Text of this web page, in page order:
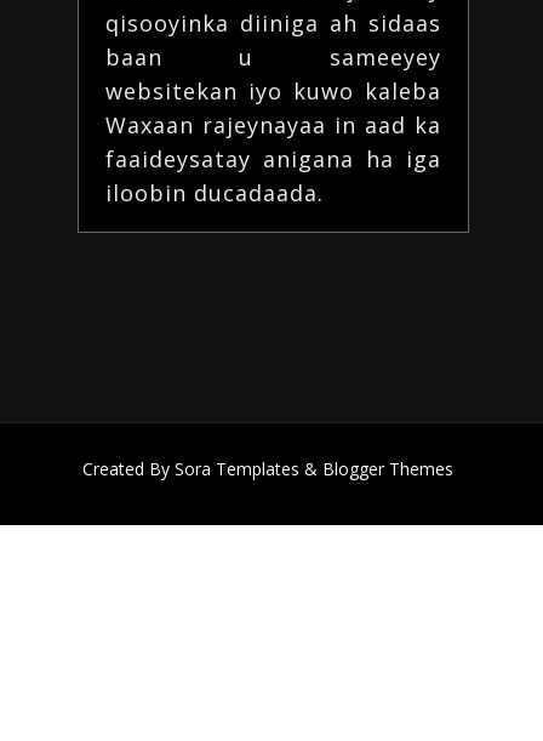
qisooyinka diiniga ah sidaas
baan u sameeyey
websitekan iyo kuwo kaleba
Waxaan rajeynayaa in aad ka
faaideysatay anigana ha iga
iloobin ducadaada.
Created BySora Templates & Blogger Themes